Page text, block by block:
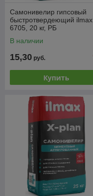
Самонивелир гипсовый
быстротвердеющий ilmax
6705, 20 кг, РБ
В наличии
15,30 руб.
Купить